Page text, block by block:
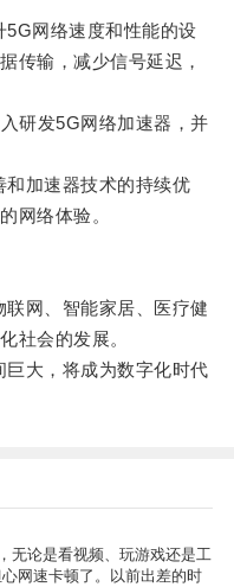
网络速度和性能的设
传输，减少信号延迟，
发5G网络加速器，并
加速器技术的持续优
网络体验。
网、智能家居、医疗健
社会的发展。
大，将成为数字化时代
无论是看视频、玩游戏还是工
网速卡顿了。以前出差的时